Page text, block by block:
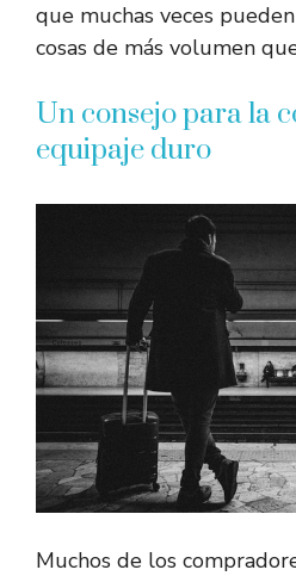
que muchas veces
cosas de más volumen
Un consejo para la
equipaje duro
Muchos de los